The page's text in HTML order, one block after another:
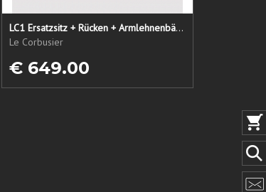
LC1 Ersatzsitz + Rücken + Armlehnenbänder
Le Corbusier
€ 649.00